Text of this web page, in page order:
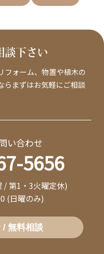
談下さい
フォーム、物置や植木の
らまずはお気軽にご相談
い合わせ
5656
/ 第1・3火曜定休)
(日曜のみ)
/ 無料相談